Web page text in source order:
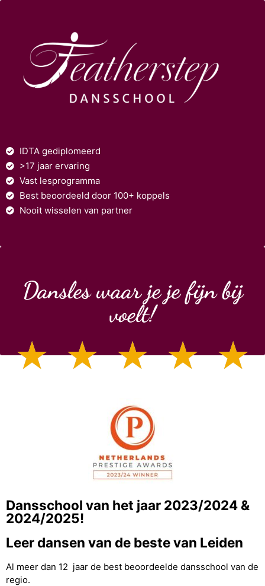
IDTA gediplomeerd
>17 jaar ervaring
Vast lesprogramma
Best beoordeeld door 100+ koppels
Nooit wisselen van partner
Dansles waar je je fijn bij
voelt!
☆ ☆ ☆ ☆ ☆
Dansschool van het jaar 2023/2024 &
2024/2025!
Leer dansen van de beste van Leiden
Al meer dan 12 jaar de best beoordeelde dansschool van de
regio.